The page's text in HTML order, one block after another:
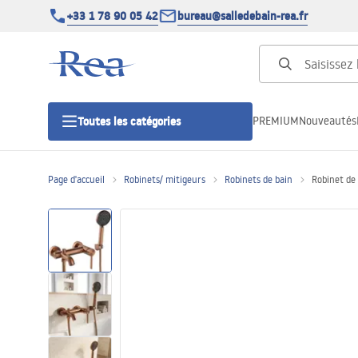
+33 1 78 90 05 42 bureau@salledebain-rea.fr
Toutes les catégories
Portes de douche
Receveurs de douche
Caniveaux de douche
PREMIUMNouveautés
Page d'accueil Robinets/ mitigeurs Robinets de bain Robinet